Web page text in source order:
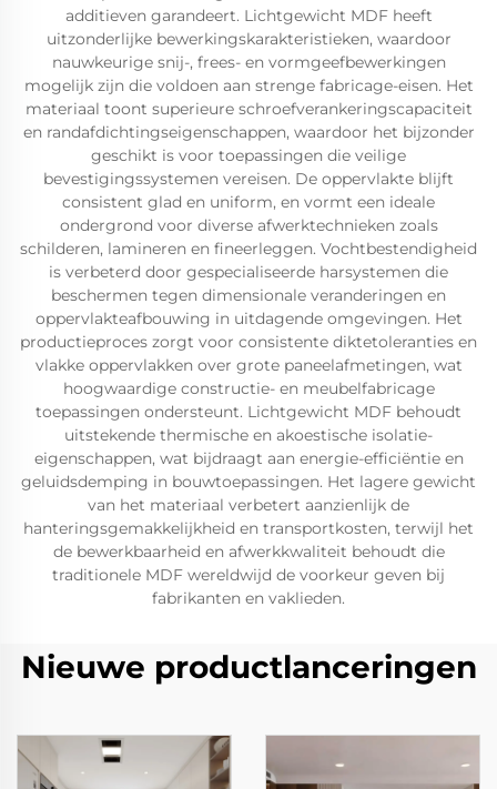
additieven garandeert. Lichtgewicht MDF heeft
uitzonderlijke bewerkingskarakteristieken, waardoor
nauwkeurige snij-, frees- en vormgeefbewerkingen
mogelijk zijn die voldoen aan strenge fabricage-eisen. Het
materiaal toont superieure schroefverankeringscapaciteit
en randafdichtingseigenschappen, waardoor het bijzonder
geschikt is voor toepassingen die veilige
bevestigingssystemen vereisen. De oppervlakte blijft
consistent glad en uniform, en vormt een ideale
ondergrond voor diverse afwerktechnieken zoals
schilderen, lamineren en fineerleggen. Vochtbestendigheid
is verbeterd door gespecialiseerde harsystemen die
beschermen tegen dimensionale veranderingen en
oppervlakteafbouwing in uitdagende omgevingen. Het
productieproces zorgt voor consistente diktetoleranties en
vlakke oppervlakken over grote paneelafmetingen, wat
hoogwaardige constructie- en meubelfabricage
toepassingen ondersteunt. Lichtgewicht MDF behoudt
uitstekende thermische en akoestische isolatie-
eigenschappen, wat bijdraagt aan energie-efficiëntie en
geluidsdemping in bouwtoepassingen. Het lagere gewicht
van het materiaal verbetert aanzienlijk de
hanteringsgemakkelijkheid en transportkosten, terwijl het
de bewerkbaarheid en afwerkkwaliteit behoudt die
traditionele MDF wereldwijd de voorkeur geven bij
fabrikanten en vaklieden.
Nieuwe productlanceringen